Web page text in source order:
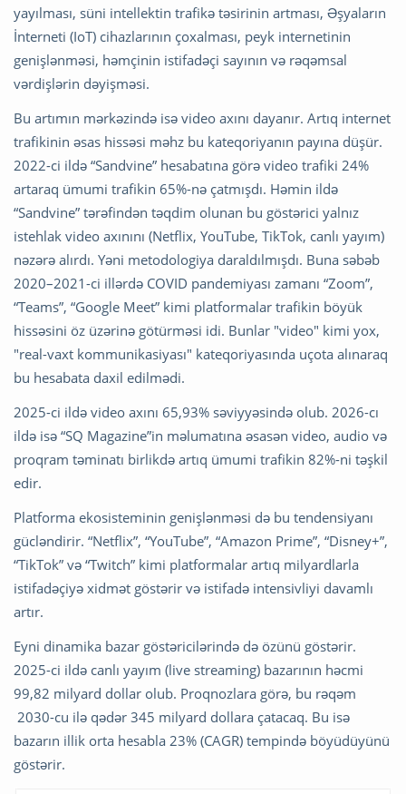
yayılması, süni intellektin trafikə təsirinin artması, Əşyaların
İnterneti (IoT) cihazlarının çoxalması, peyk internetinin
genişlənməsi, həmçinin istifadəçi sayının və rəqəmsal
vərdişlərin dəyişməsi.
Bu artımın mərkəzində isə video axını dayanır. Artıq internet
trafikinin əsas hissəsi məhz bu kateqoriyanın payına düşür.
2022-ci ildə “Sandvine” hesabatına görə video trafiki 24%
artaraq ümumi trafikin 65%-nə çatmışdı. Həmin ildə
“Sandvine” tərəfindən təqdim olunan bu göstərici yalnız
istehlak video axınını (Netflix, YouTube, TikTok, canlı yayım)
nəzərə alırdı. Yəni metodologiya daraldılmışdı. Buna səbəb
2020–2021-ci illərdə COVID pandemiyası zamanı “Zoom”,
“Teams”, “Google Meet” kimi platformalar trafikin böyük
hissəsini öz üzərinə götürməsi idi. Bunlar "video" kimi yox,
"real-vaxt kommunikasiyası" kateqoriyasında uçota alınaraq
bu hesabata daxil edilmədi.
2025-ci ildə video axını 65,93% səviyyəsində olub. 2026-cı
ildə isə “SQ Magazine”in məlumatına əsasən video, audio və
proqram təminatı birlikdə artıq ümumi trafikin 82%-ni təşkil
edir.
Platforma ekosisteminin genişlənməsi də bu tendensiyanı
gücləndirir. “Netflix”, “YouTube”, “Amazon Prime”, “Disney+”,
“TikTok” və “Twitch” kimi platformalar artıq milyardlarla
istifadəçiyə xidmət göstərir və istifadə intensivliyi davamlı
artır.
Eyni dinamika bazar göstəricilərində də özünü göstərir.
2025-ci ildə canlı yayım (live streaming) bazarının həcmi
99,82 milyard dollar olub. Proqnozlara görə, bu rəqəm
2030-cu ilə qədər 345 milyard dollara çatacaq. Bu isə
bazarın illik orta hesabla 23% (CAGR) tempində böyüdüyünü
göstərir.